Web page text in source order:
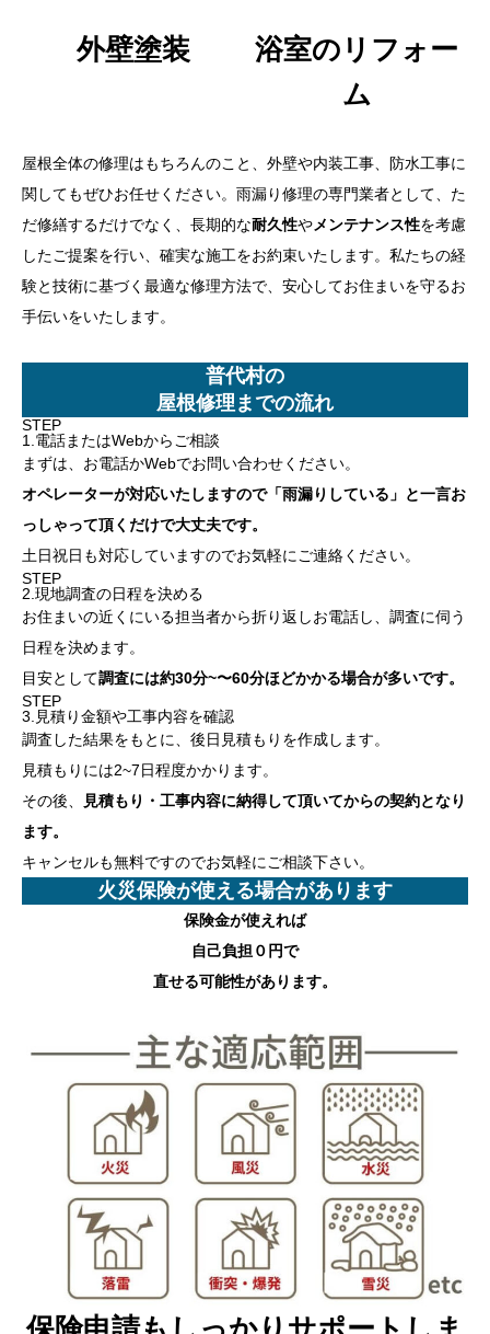
外壁塗装
浴室のリフォー
ム
屋根全体の修理はもちろんのこと、外壁や内装工事、防水工事に
関してもぜひお任せください。雨漏り修理の専門業者として、た
だ修繕するだけでなく、長期的な耐久性やメンテナンス性を考慮
したご提案を行い、確実な施工をお約束いたします。私たちの経
験と技術に基づく最適な修理方法で、安心してお住まいを守るお
手伝いをいたします。
普代村の
屋根修理までの流れ
STEP
1.電話またはWebからご相談
まずは、お電話かWebでお問い合わせください。
オペレーターが対応いたしますので「雨漏りしている」と一言お
っしゃって頂くだけで大丈夫です。
土日祝日も対応していますのでお気軽にご連絡ください。
STEP
2.現地調査の日程を決める
お住まいの近くにいる担当者から折り返しお電話し、調査に伺う
日程を決めます。
目安として調査には約30分~〜60分ほどかかる場合が多いです。
STEP
3.見積り金額や工事内容を確認
調査した結果をもとに、後日見積もりを作成します。
見積もりには2~7日程度かかります。
その後、
見積もり・工事内容に納得して頂いてからの契約となり
ます。
キャンセルも無料ですのでお気軽にご相談下さい。
火災保険が使える場合があります
保険金が使えれば
自己負担０円で
直せる可能性があります。